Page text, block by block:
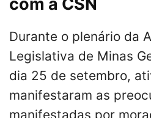
com a CSN
Durante o plenário da
Legislativa de Minas
dia 25 de setembro,
manifestaram as
manifestadas por